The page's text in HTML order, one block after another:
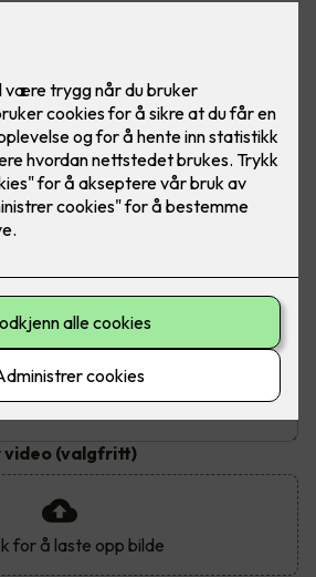
og send inn kontaktskjema.
tre virkedager
til?
video (valgfritt)
for å laste opp bilde